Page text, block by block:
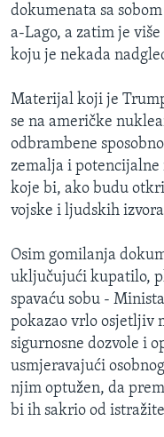
dokumenata sa
a-Lago, a zatim je
koju je nekada
Materijal koji je
se na američke
odbrambene
zemalja i
koje bi, ako budu
vojske i ljudskih
Osim gomilanja
uključujući kupatilo,
spavaću sobu -
pokazao vrlo osjetljiv
sigurnosne dozvole i
usmjeravajući
njim optužen, da
bi ih sakrio od